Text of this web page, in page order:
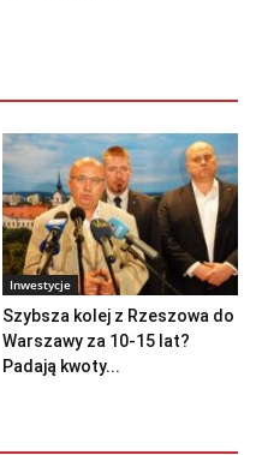
Inwestycje
Szybsza kolej z Rzeszowa do
Warszawy za 10-15 lat?
Padają kwoty...